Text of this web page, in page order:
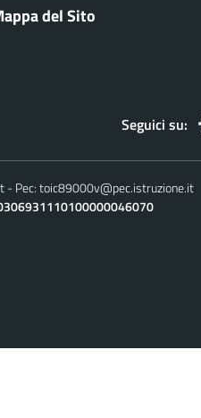
del Sito
Seguici su:
Pec:toic89000v@pec.istruzione.it